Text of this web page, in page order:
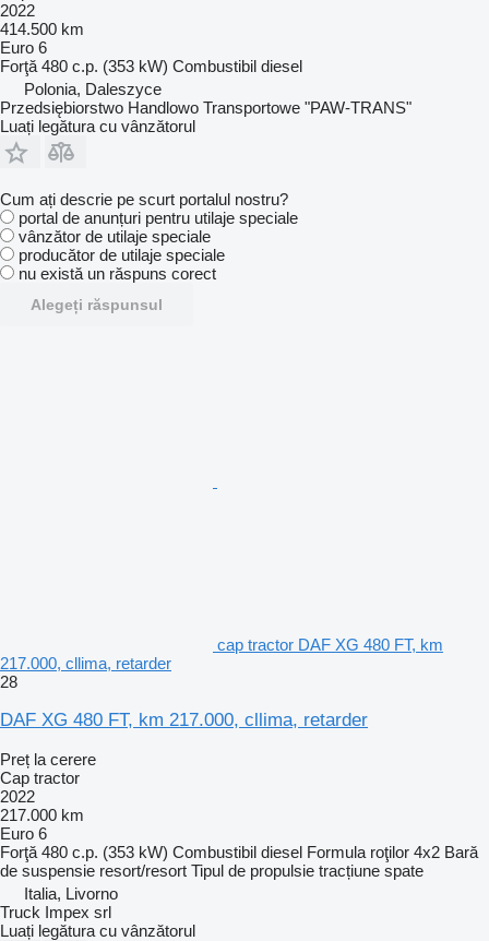
2022
414.500 km
Euro 6
Forţă 480 c.p. (353 kW) Combustibil diesel
Polonia, Daleszyce
Przedsiębiorstwo Handlowo Transportowe "PAW-TRANS"
Luați legătura cu vânzătorul
Cum ați descrie pe scurt portalul nostru?
portal de anunțuri pentru utilaje speciale
vânzător de utilaje speciale
producător de utilaje speciale
nu există un răspuns corect
Alegeți răspunsul
cap tractor DAF XG 480 FT, km
217.000, cllima, retarder
28
DAF XG 480 FT, km 217.000, cllima, retarder
Preț la cerere
Cap tractor
2022
217.000 km
Euro 6
Forţă 480 c.p. (353 kW) Combustibil diesel Formula roţilor 4x2 Bară
de suspensie resort/resort Tipul de propulsie tracțiune spate
Italia, Livorno
Truck Impex srl
Luați legătura cu vânzătorul